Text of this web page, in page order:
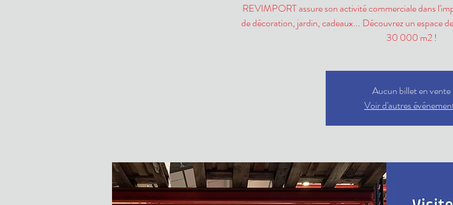
REVIMPORT assure son activité commerciale dans
de décoration, jardin, cadeaux... Découvrez un espace
30 000 m2 !
Aucun billet en vente
Voir d'autres